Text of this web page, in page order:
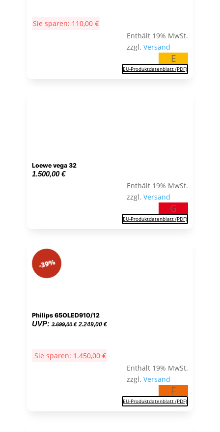
279,00 €
Sie sparen: 110,00 €
Enthält 19% MwSt.
zzgl.Versand
E
EU-Produktdatenblatt (PDF)
Loewe vega 32
1.500,00€
Enthält 19% MwSt.
zzgl.Versand
G
EU-Produktdatenblatt (PDF)
Philips 65OLED910/12
UVP: 3.699,00€ Ursprünglicher
3.699,00 €
2.249,00 €Aktueller
Sie sparen: 1.450,00 €
Enthält 19% MwSt.
zzgl.Versand
F
EU-Produktdatenblatt (PDF)
-39%